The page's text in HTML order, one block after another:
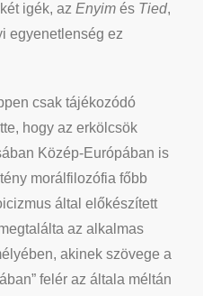
igék, az Enyim és Tied,
egyenetlenség ez
csak tájékozódó
hogy az erkölcsök
Közép-Európában is
morálfilozófia főbb
által előkészített
az alkalmas
akinek szövege a
felér az általa méltán